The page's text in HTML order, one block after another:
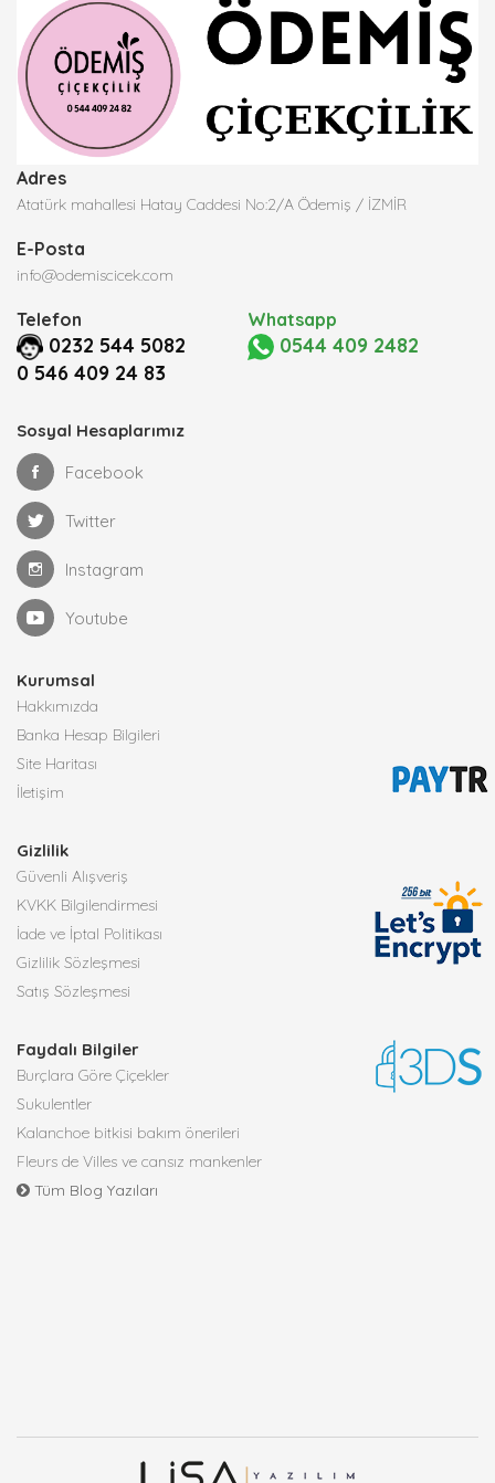
Adres
Atatürk mahallesi Hatay Caddesi No:2/A Ödemiş / İZMİR
E-Posta
info@odemiscicek.com
Telefon
0232 544 5082
0 546 409 24 83
Whatsapp
0544 409 2482
Sosyal Hesaplarımız
Facebook
Twitter
Instagram
Youtube
Kurumsal
Hakkımızda
Banka Hesap Bilgileri
Site Haritası
İletişim
Gizlilik
Güvenli Alışveriş
KVKK Bilgilendirmesi
İade ve İptal Politikası
Gizlilik Sözleşmesi
Satış Sözleşmesi
Faydalı Bilgiler
Burçlara Göre Çiçekler
Sukulentler
Kalanchoe bitkisi bakım önerileri
Fleurs de Villes ve cansız mankenler
Tüm Blog Yazıları